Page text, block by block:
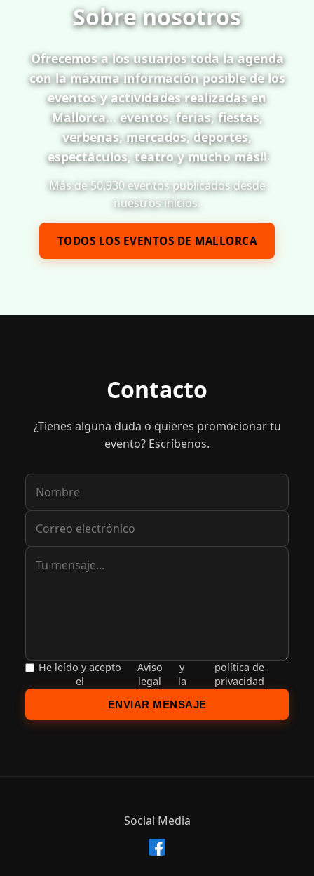
Sobre nosotros
Ofrecemos a los usuarios toda la agenda
con la máxima información posible de los
eventos y actividades realizadas en
Mallorca... eventos, ferias, fiestas,
verbenas, mercados, deportes,
espectáculos, teatro y mucho más!!
Más de 50.930 eventos publicados desde
nuestros inicios.
TODOS LOS EVENTOS DE MALLORCA
Contacto
¿Tienes alguna duda o quieres promocionar tu
evento? Escríbenos.
He leído y acepto
el
Aviso
legal
y
la
política de
privacidad
ENVIAR MENSAJE
Social Media